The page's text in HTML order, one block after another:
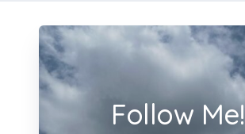
Follow Me!